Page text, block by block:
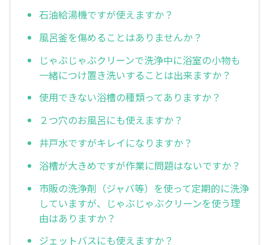
石油給湯機ですが使えますか？
風呂釜を傷めることはありませんか？
じゃぶじゃぶクリーンで洗浄中に浴室の小物も
一緒につけ置き洗いすることは出来ますか？
使用できない浴槽の種類ってありますか？
２つ穴のお風呂にも使えますか？
井戸水ですがキレイになりますか？
浴槽が大きめですが作業に問題はないですか？
市販の洗浄剤（ジャバ等）を使って定期的に洗浄
していますが、じゃぶじゃぶクリーンを使う理
由はありますか？
ジェットバスにも使えますか？